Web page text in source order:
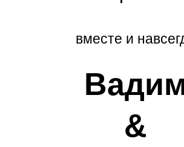
&
вместе и